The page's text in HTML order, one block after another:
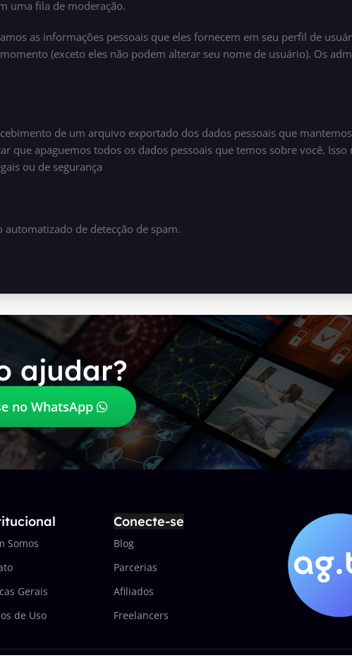
uma fila de moderação.
as informações pessoais que eles fornecem em seu perfil de
(exceto eles não podem alterar seu nome de usuário). Os
de um arquivo exportado dos dados pessoais que
apaguemos todos os dados pessoais que temos sobre você. Isso
ou de segurança
de detecção de spam.
ajudar?
no WhatsApp
Somos
Gerais
de Uso
Conecte-se
Blog
Parcerias
Afiliados
Freelancers